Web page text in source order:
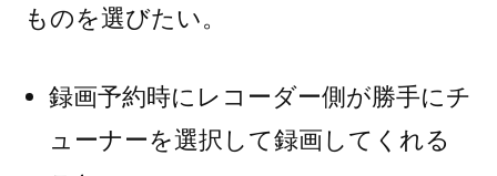
ものを選びたい。
録画予約時にレコーダー側が勝手にチ
ューナーを選択して録画してくれる